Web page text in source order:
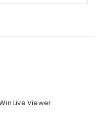
Live Viewer